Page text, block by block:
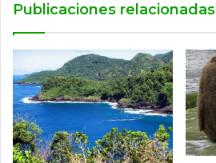
Publicaciones relacionadas